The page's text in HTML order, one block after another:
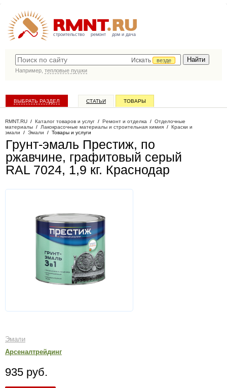
строительство ремонт дом и дача
Искать
везде
Например, тепловые пушки
ВЫБРАТЬ РАЗДЕЛ СТАТЬИ ТОВАРЫ
RMNT.RU / Каталог товаров и услуг / Ремонт и отделка / Отделочные
материалы / Лакокрасочные материалы и строительная химия / Краски и
эмали / Эмали / Товары и услуги
Грунт-эмаль Престиж, по
ржавчине, графитовый серый
RAL 7024, 1,9 кг. Краснодар
Эмали
Арсеналтрейдинг
935 руб.